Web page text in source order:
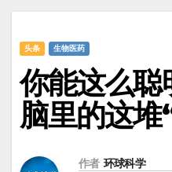
头条 生物医药
你能这么聪
脑里的这堆
作者 环球科学